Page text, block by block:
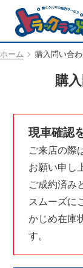
ホーム 購入問い合
購
現車確認
ご来店の際
お願い申し
ご成約済み
スムーズに
かじめ在庫
す。